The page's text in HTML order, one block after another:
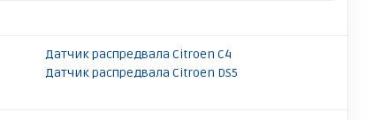
Датчик распредвала Citroen C4
Датчик распредвала Citroen DS5